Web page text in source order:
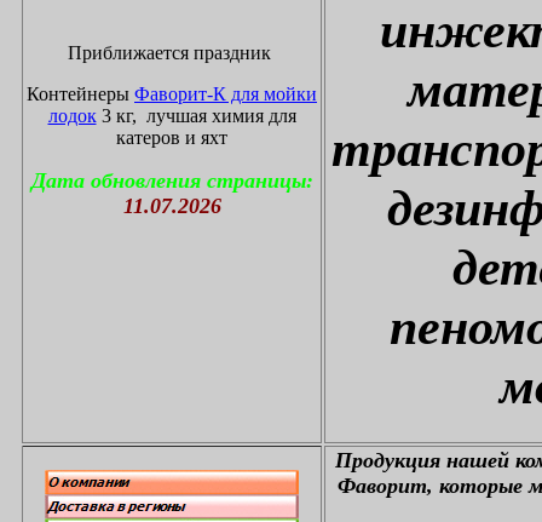
Приближается праздник
Контейнеры Фаворит-К для мойки
лодок3 кг, лучшая химия для
катеров и яхт
Дата обновления страницы:
11.07.2026
Продукция нашей
Фаворит, которые